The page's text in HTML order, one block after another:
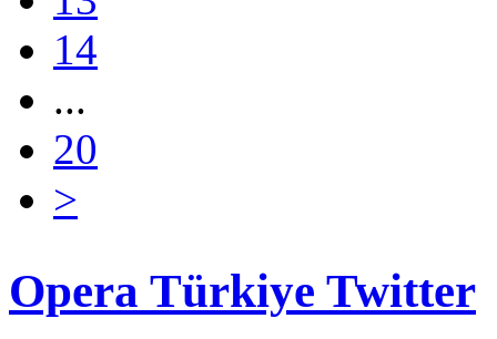
14
...
20
>
Opera Türkiye Twitter